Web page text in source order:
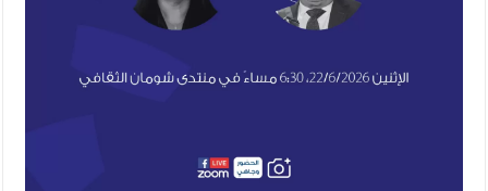
الملك يتلقى اتصالا هاتفيا من العاهل البحريني